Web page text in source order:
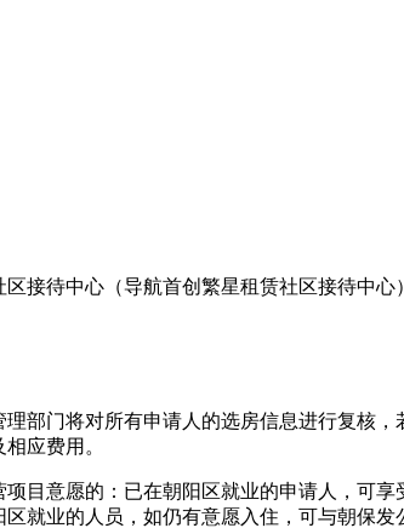
接待中心（导航首创繁星租赁社区接待中心）
门将对所有申请人的选房信息进行复核，
应费用。
目意愿的：已在朝阳区就业的申请人，可
就业的人员，如仍有意愿入住，可与朝保